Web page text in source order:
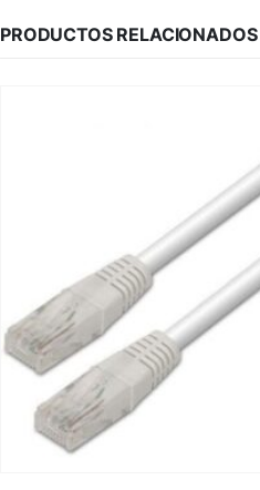
PRODUCTOS RELACIONADOS